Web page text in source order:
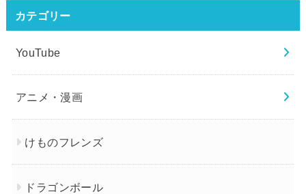
カテゴリー
YouTube
アニメ・漫画
けものフレンズ
ドラゴンボール